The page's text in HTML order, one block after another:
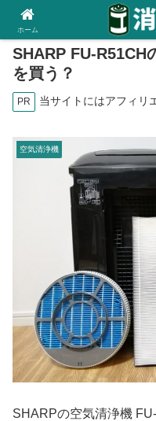
SHARP FU-R51CH
を買う？
PR 当サイトにはアフィリ
空気清浄機
SHARPの空気清浄機
ホーム